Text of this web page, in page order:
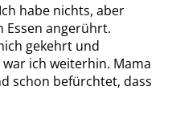
habe nichts, aber
Essen angerührt.
gekehrt und
ich weiterhin. Mama
schon befürchtet, dass